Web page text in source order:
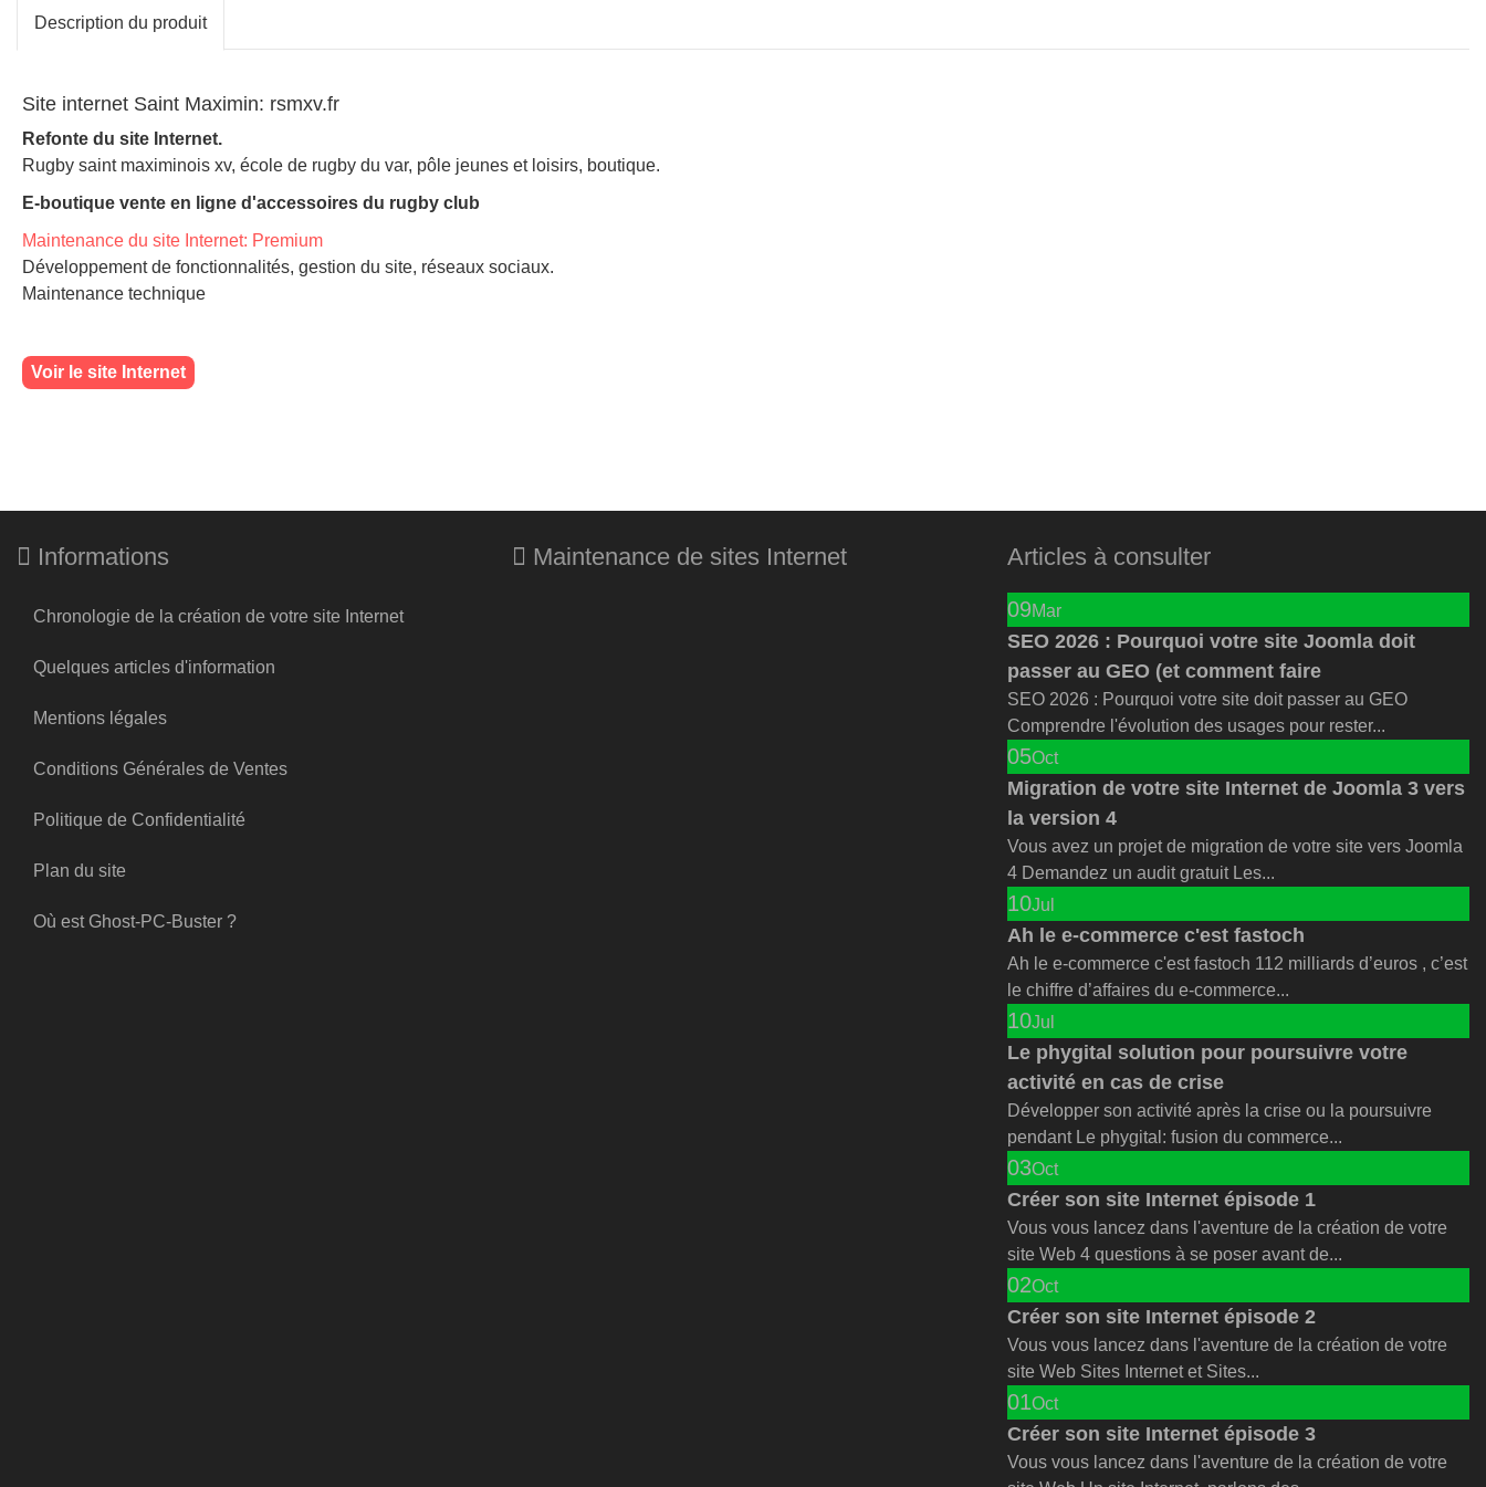
Description du produit
Site internet Saint Maximin: rsmxv.fr
Refonte du site Internet.
Rugby saint maximinois xv, école de rugby du var, pôle jeunes et loisirs, boutique.
E-boutique vente en ligne d'accessoires du rugby club
Maintenance du site Internet: Premium
Développement de fonctionnalités, gestion du site, réseaux sociaux.
Maintenance technique
Voir le site Internet
Informations
Chronologie de la création de votre site Internet
Quelques articles d'information
Mentions légales
Conditions Générales de Ventes
Politique de Confidentialité
Plan du site
Où est Ghost-PC-Buster ?
Maintenance de sites Internet Articles à consulter
09Mar
SEO 2026 : Pourquoi votre site Joomla doit
passer au GEO (et comment faire
SEO 2026 : Pourquoi votre site doit passer au GEO
Comprendre l'évolution des usages pour rester...
05Oct
Migration de votre site Internet de Joomla 3 vers
la version 4
Vous avez un projet de migration de votre site vers Joomla
4 Demandez un audit gratuit Les...
10Jul
Ah le e-commerce c'est fastoch
Ah le e-commerce c'est fastoch 112 milliards d’euros , c’est
le chiffre d’affaires du e-commerce...
10Jul
Le phygital solution pour poursuivre votre
activité en cas de crise
Développer son activité après la crise ou la poursuivre
pendant Le phygital: fusion du commerce...
03Oct
Créer son site Internet épisode 1
Vous vous lancez dans l'aventure de la création de votre
site Web 4 questions à se poser avant de...
02Oct
Créer son site Internet épisode 2
Vous vous lancez dans l'aventure de la création de votre
site Web Sites Internet et Sites...
01Oct
Créer son site Internet épisode 3
Vous vous lancez dans l'aventure de la création de votre